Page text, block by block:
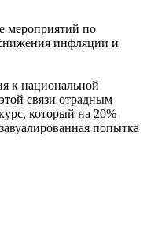
мероприятий по
инфляции и
к национальной
связи отрадным
который на 20%
попытка